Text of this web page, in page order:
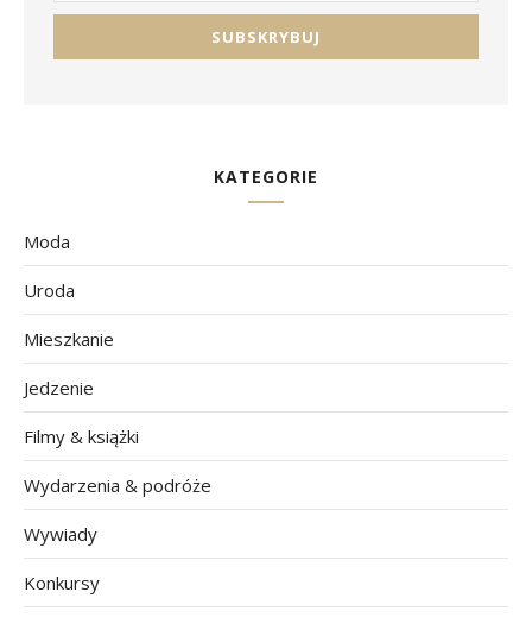
KATEGORIE
Moda
Uroda
Mieszkanie
Jedzenie
Filmy & książki
Wydarzenia & podróże
Wywiady
Konkursy